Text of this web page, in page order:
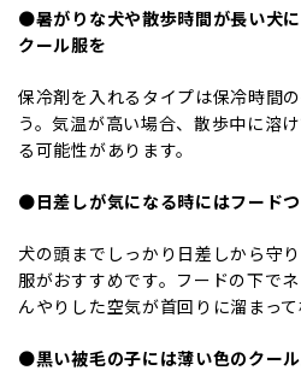
⚫️暑がりな犬や散歩時間が長い犬
クール服を
保冷剤を入れるタイプは保冷時間
う。気温が高い場合、散歩中に溶
る可能性があります。
⚫️日差しが気になる時にはフード
犬の頭までしっかり日差しから守
服がおすすめです。フードの下で
んやりした空気が首回りに溜まって
⚫️黒い被毛の子には薄い色のクー